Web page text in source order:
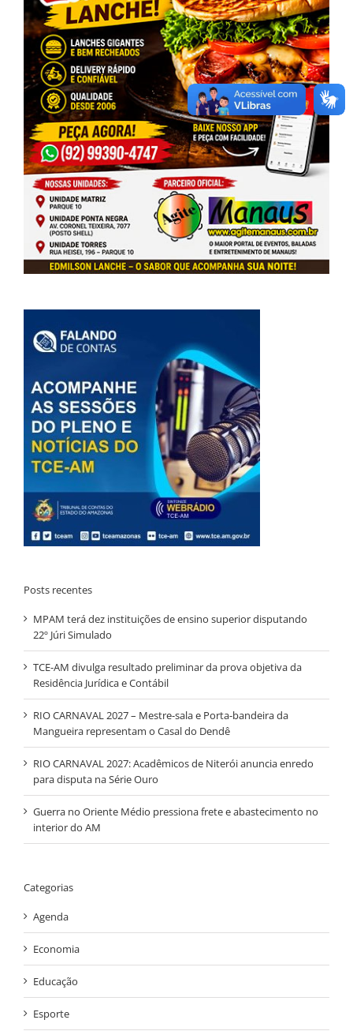
Posts recentes
MPAM terá dez instituições de ensino superior disputando
22º Júri Simulado
TCE-AM divulga resultado preliminar da prova objetiva da
Residência Jurídica e Contábil
RIO CARNAVAL 2027 – Mestre-sala e Porta-bandeira da
Mangueira representam o Casal do Dendê
RIO CARNAVAL 2027: Acadêmicos de Niterói anuncia enredo
para disputa na Série Ouro
Guerra no Oriente Médio pressiona frete e abastecimento no
interior do AM
Categorias
Agenda
Economia
Educação
Esporte